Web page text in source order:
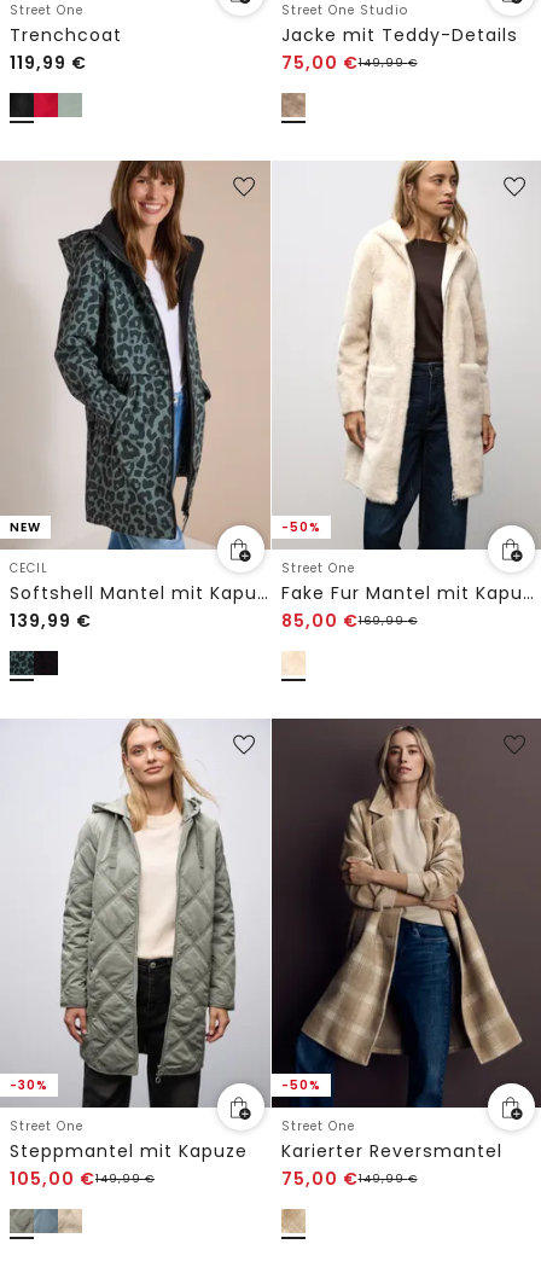
Street One
Trenchcoat
119,99 €
Street One Studio
Jacke mit Teddy-Details
75,00 €149,99€
NEW
CECIL
Softshell Mantel mit Kapuze und Leo-Muster
139,99 €
-50%
Street One
Fake Fur Mantel mit Kapuze
85,00 €169,99€
-30%
Street One
Steppmantel mit Kapuze
105,00 €149,99€
-50%
Street One
Karierter Reversmantel
75,00 €149,99€